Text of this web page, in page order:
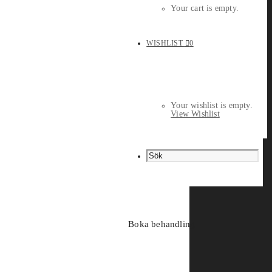
Your cart is empty.
WISHLIST 0
Your wishlist is empty.
View Wishlist
Boka behandling